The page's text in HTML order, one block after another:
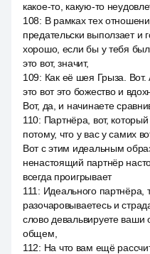
какое-то, какую-то
108: В рамках тех
предательски выползает и
хорошо, если бы у тебя
это вот, значит,
109: Как её шея Грыза. Вот.
это вот это божество и
Вот, да, и начинаете
110: Партнёра, вот,
потому, что у вас у самих
Вот с этим идеальным
ненастоящий партнёр
всегда проигрывает
111 : Идеального партнёра,
разочаровываетесь и
слово девальвируете
общем,
112: На что вам ещё